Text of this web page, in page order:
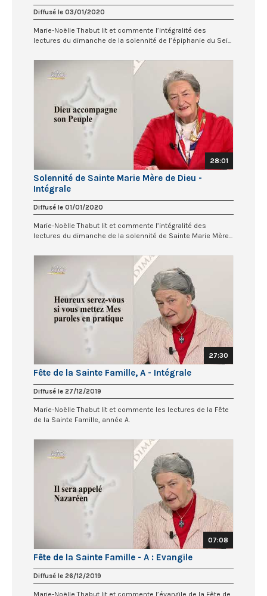
Diffusé le 03/01/2020
Marie-Noëlle Thabut lit et commente l’intégralité des
lectures du dimanche de la solennité de l’épiphanie du Sei...
28:01
Solennité de Sainte Marie Mère de Dieu -
Intégrale
Diffusé le 01/01/2020
Marie-Noëlle Thabut lit et commente l’intégralité des
lectures du dimanche de la solennité de Sainte Marie Mère...
27:30
Fête de la Sainte Famille, A - Intégrale
Diffusé le 27/12/2019
Marie-Noëlle Thabut lit et commente les lectures de la Fête
de la Sainte Famille, année A.
07:08
Fête de la Sainte Famille - A : Evangile
Diffusé le 26/12/2019
Marie-Noëlle Thabut lit et commente l’évangile de la Fête de